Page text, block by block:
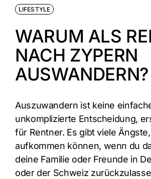
LIFESTYLE
WARUM ALS
NACH ZYPERN
AUSWANDERN?
Auszuwandern ist keine
unkomplizierte Entscheidung,
für Rentner. Es gibt viele
aufkommen können, wenn du
deine Familie oder Freunde in
oder der Schweiz